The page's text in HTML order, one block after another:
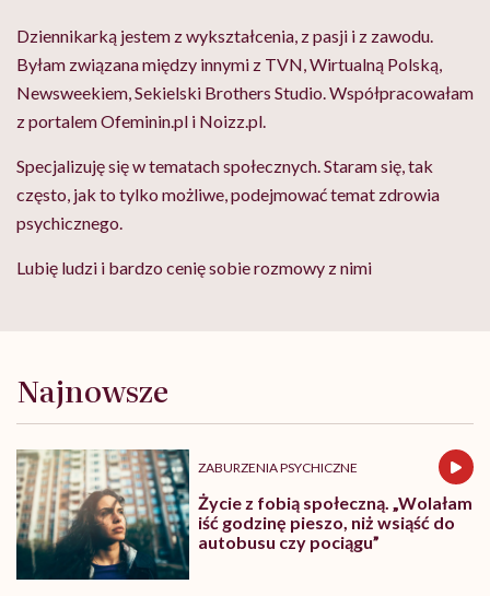
Dziennikarką jestem z wykształcenia, z pasji i z zawodu.
Byłam związana między innymi z TVN, Wirtualną Polską,
Newsweekiem, Sekielski Brothers Studio. Współpracowałam
z portalem Ofeminin.pl i Noizz.pl.
Specjalizuję się w tematach społecznych. Staram się, tak
często, jak to tylko możliwe, podejmować temat zdrowia
psychicznego.
Lubię ludzi i bardzo cenię sobie rozmowy z nimi
Najnowsze
ZABURZENIA PSYCHICZNE
Życie z fobią społeczną. „Wolałam
iść godzinę pieszo, niż wsiąść do
autobusu czy pociągu”